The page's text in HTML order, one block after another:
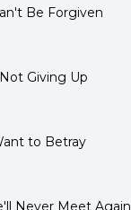
Be Forgiven
Giving Up
to Betray
Never Meet Again